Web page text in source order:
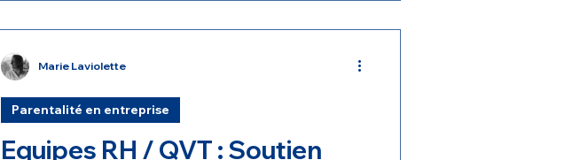
le manque de motivation et l'épuisement
professionnel sont des phénomènes courants qui
départs des employés parents engendrent des
recrutement, formation, et remplacement sont des
Equipes RH / QVT : Soutien
Parentalité en entreprise
Marie Laviolette